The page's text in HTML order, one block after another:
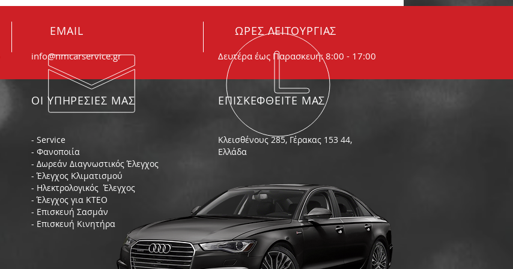
συμβαίνει
EMAIL
info@nmcarservice.gr
ΩΡΕΣ ΛΕΙΤΟΥΡΓΙΑΣ
Δευτέρα έως Παρασκευή: 8:00 - 17:00
ΟΙ ΥΠΗΡΕΣΙΕΣ ΜΑΣ ΕΠΙΣΚΕΦΘΕΙΤΕ ΜΑΣ
- Service
- Φανοποιία
- Δωρεάν Διαγνωστικός Έλεγχος
- Έλεγχος Κλιματισμού
- Ηλεκτρολογικός Έλεγχος
- Έλεγχος για ΚΤΕΟ
- Επισκευή Σασμάν
- Επισκευή Κινητήρα
Κλεισθένους 285, Γέρακας 153 44,
Ελλάδα